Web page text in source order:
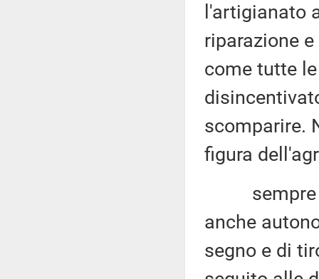
l'artigianato
riparazione
come tutte
scomparire.
figura
sempre
anche
segno e di